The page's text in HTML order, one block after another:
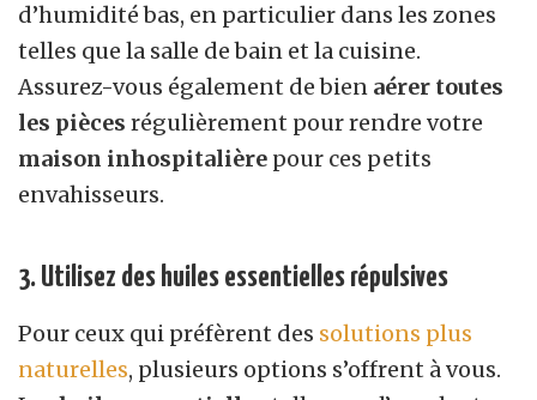
d’humidité bas, en particulier dans les zones
telles que la salle de bain et la cuisine.
Assurez-vous également de bien aérer toutes
les pièces régulièrement pour rendre votre
maison inhospitalière pour ces petits
envahisseurs.
3. Utilisez des huiles essentielles répulsives
Pour ceux qui préfèrent des solutions plus
naturelles, plusieurs options s’offrent à vous.